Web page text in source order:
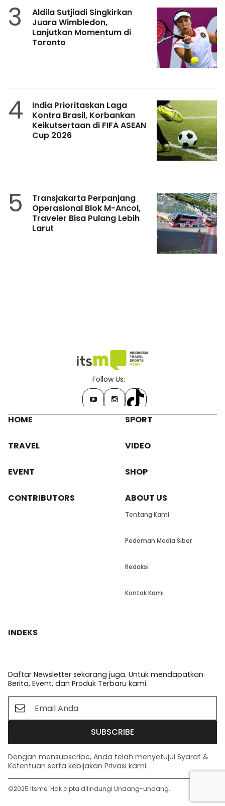
3
Aldila Sutjiadi Singkirkan
Juara Wimbledon,
Lanjutkan Momentum di
Toronto
4
India Prioritaskan Laga
Kontra Brasil, Korbankan
Keikutsertaan di FIFA ASEAN
Cup 2026
5
Transjakarta Perpanjang
Operasional Blok M-Ancol,
Traveler Bisa Pulang Lebih
Larut
Follow Us:
HOME SPORT
TRAVEL VIDEO
EVENT SHOP
CONTRIBUTORS ABOUT US
Tentang Kami
Pedoman Media Siber
Redaksi
Kontak Kami
INDEKS
Daftar Newsletter sekarang juga. Untuk mendapatkan
Berita, Event, dan Produk Terbaru kami.
SUBSCRIBE
Dengan mensubscribe, Anda telah menyetujui Syarat &
Ketentuan serta kebijakan Privasi kami.
©️2025 Itsme. Hak cipta dilindungi Undang-undang.